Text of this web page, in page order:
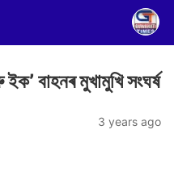
বাহনৰ মুখামুখি সংঘৰ্ষ
3 years ago